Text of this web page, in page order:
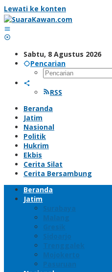
Lewati ke konten
Sabtu, 8 Agustus 2026
Pencarian
RSS
Beranda
Jatim
Nasional
Politik
Hukrim
Ekbis
Cerita Silat
Cerita Bersambung
Beranda
Jatim
Surabaya
Malang
Gresik
Sidoarjo
Trenggalek
Mojokerto
Pasuruan